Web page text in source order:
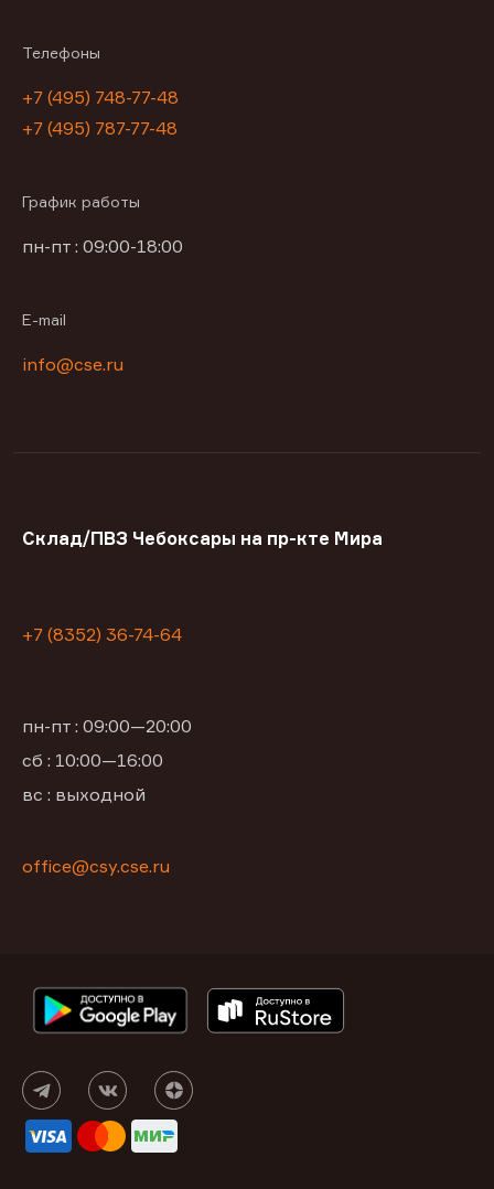
Телефоны
+7 (495) 748-77-48
+7 (495) 787-77-48
График работы
пн-пт : 09:00-18:00
E-mail
info@cse.ru
Склад/ПВЗ Чебоксары на пр-кте Мира
+7 (8352) 36-74-64
пн-пт : 09:00—20:00
сб : 10:00—16:00
вс : выходной
office@csy.cse.ru